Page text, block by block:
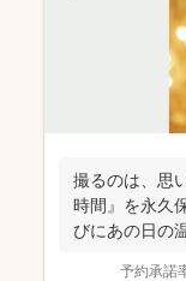
撮るのは、思
時間』を永
びにあの日の
予約承諾